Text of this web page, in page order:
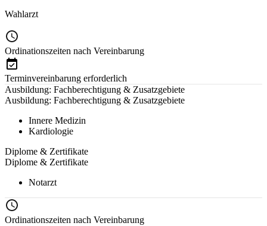
Wahlarzt
Ordinationszeiten nach Vereinbarung
Terminvereinbarung erforderlich
Ausbildung: Fachberechtigung & Zusatzgebiete
Ausbildung: Fachberechtigung & Zusatzgebiete
Innere Medizin
Kardiologie
Diplome & Zertifikate
Diplome & Zertifikate
Notarzt
Ordinationszeiten nach Vereinbarung